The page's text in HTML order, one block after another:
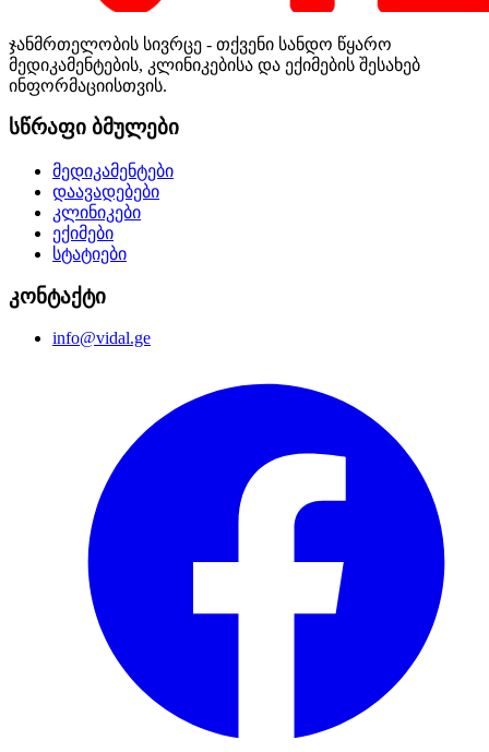
ჯანმრთელობის სივრცე - თქვენი სანდო წყარო
მედიკამენტების, კლინიკებისა და ექიმების შესახებ
ინფორმაციისთვის.
სწრაფი ბმულები
მედიკამენტები
დაავადებები
კლინიკები
ექიმები
სტატიები
კონტაქტი
info@vidal.ge